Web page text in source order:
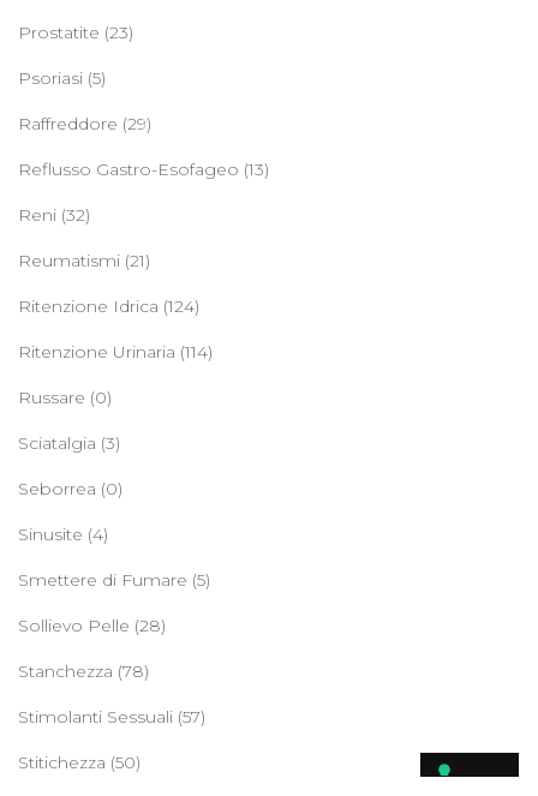
Prostatite (23)
Psoriasi (5)
Raffreddore (29)
Reflusso Gastro-Esofageo (13)
Reni (32)
Reumatismi (21)
Ritenzione Idrica (124)
Ritenzione Urinaria (114)
Russare (0)
Sciatalgia (3)
Seborrea (0)
Sinusite (4)
Smettere di Fumare (5)
Sollievo Pelle (28)
Stanchezza (78)
Stimolanti Sessuali (57)
Stitichezza (50)